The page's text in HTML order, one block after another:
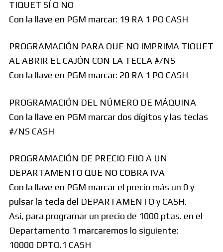
TIQUET SÍ O NO
Con la llave en PGM marcar: 19 RA 1 PO CASH
PROGRAMACIÓN PARA QUE NO IMPRIMA TIQUET
AL ABRIR EL CAJÓN CON LA TECLA #/NS
Con la llave en PGM marcar: 20 RA 1 PO CASH
PROGRAMACIÓN DEL NÚMERO DE MÁQUINA
Con la llave en PGM marcar dos dígitos y las teclas
#/NS CASH
PROGRAMACIÓN DE PRECIO FIJO A UN
DEPARTAMENTO QUE NO COBRA IVA
Con la llave en PGM marcar el precio más un 0 y
pulsar la tecla del DEPARTAMENTO y CASH.
Así, para programar un precio de 1000 ptas. en el
Departamento 1 marcaremos lo siguiente:
10000 DPTO.1 CASH